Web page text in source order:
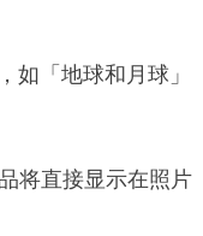
如「地球和月球」
将直接显示在照片